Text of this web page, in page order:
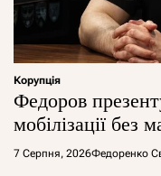
Корупція
Федоров
мобілізації без
7 Серпня, 2026Федоренко